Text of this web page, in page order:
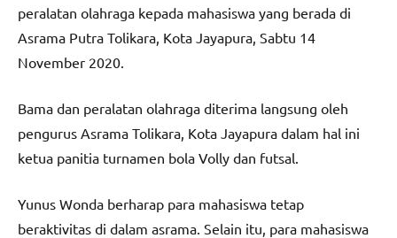
peralatan olahraga kepada mahasiswa yang berada di
Asrama Putra Tolikara, Kota Jayapura, Sabtu 14
November 2020.
Bama dan peralatan olahraga diterima langsung oleh
pengurus Asrama Tolikara, Kota Jayapura dalam hal ini
ketua panitia turnamen bola Volly dan futsal.
Yunus Wonda berharap para mahasiswa tetap
beraktivitas di dalam asrama. Selain itu, para mahasiswa